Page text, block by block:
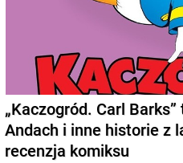
„Kaczogród. Carl
Andach i inne historie z
recenzja komiksu